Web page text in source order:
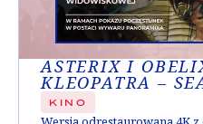
ASTERIX I
KLEOPATRA –
KINO